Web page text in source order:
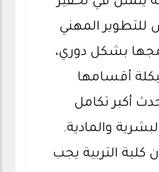
للتطوير المهني
بشكل دوري،
أقسامها
أكبر تكامل
والمادية.
كلية التربية يجب